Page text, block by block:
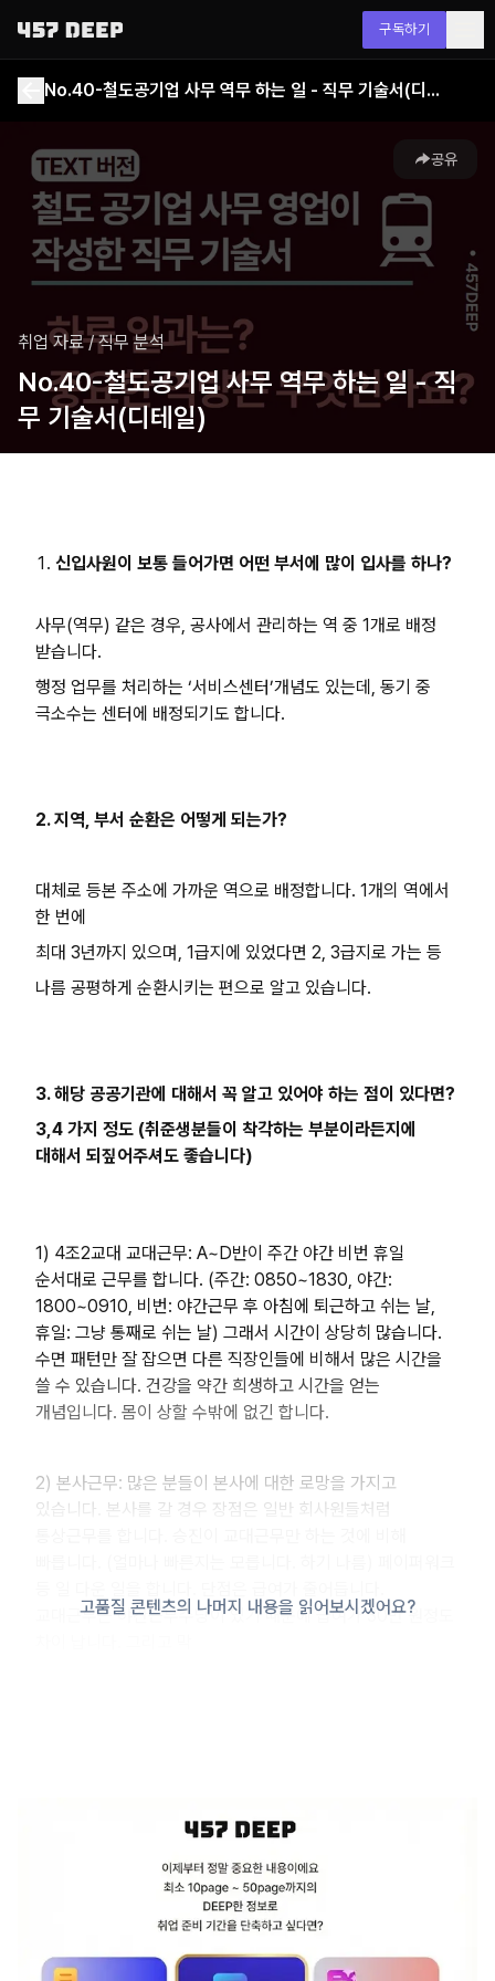
구독하기
No.40-철도공기업 사무 역무 하는 일 - 직무 기술서(디테일)
공유
취업 자료/직무 분석
No.40-철도공기업 사무 역무 하는 일 - 직
무 기술서(디테일)
신입사원이 보통 들어가면 어떤 부서에 많이 입사를 하나?
사무(역무) 같은 경우, 공사에서 관리하는 역 중 1개로 배정
받습니다.
행정 업무를 처리하는 ‘서비스센터’개념도 있는데, 동기 중
극소수는 센터에 배정되기도 합니다.
2. 지역, 부서 순환은 어떻게 되는가?
대체로 등본 주소에 가까운 역으로 배정합니다. 1개의 역에서
한 번에
최대 3년까지 있으며, 1급지에 있었다면 2, 3급지로 가는 등
나름 공평하게 순환시키는 편으로 알고 있습니다.
3. 해당 공공기관에 대해서 꼭 알고 있어야 하는 점이 있다면?
3,4 가지 정도 (취준생분들이 착각하는 부분이라든지에
대해서 되짚어주셔도 좋습니다)
1) 4조2교대 교대근무: A~D반이 주간 야간 비번 휴일
순서대로 근무를 합니다. (주간: 0850~1830, 야간:
1800~0910, 비번: 야간근무 후 아침에 퇴근하고 쉬는 날,
휴일: 그냥 통째로 쉬는 날) 그래서 시간이 상당히 많습니다.
수면 패턴만 잘 잡으면 다른 직장인들에 비해서 많은 시간을
쓸 수 있습니다. 건강을 약간 희생하고 시간을 얻는
개념입니다. 몸이 상할 수밖에 없긴 합니다.
2) 본사근무: 많은 분들이 본사에 대한 로망을 가지고
있습니다. 본사를 갈 경우 장점은 일반 회사원들처럼
교대근무는 야간근무수당이 있기 때문에 급여가 30만 원정도
고품질 콘텐츠의 나머지 내용을 읽어보시겠어요?